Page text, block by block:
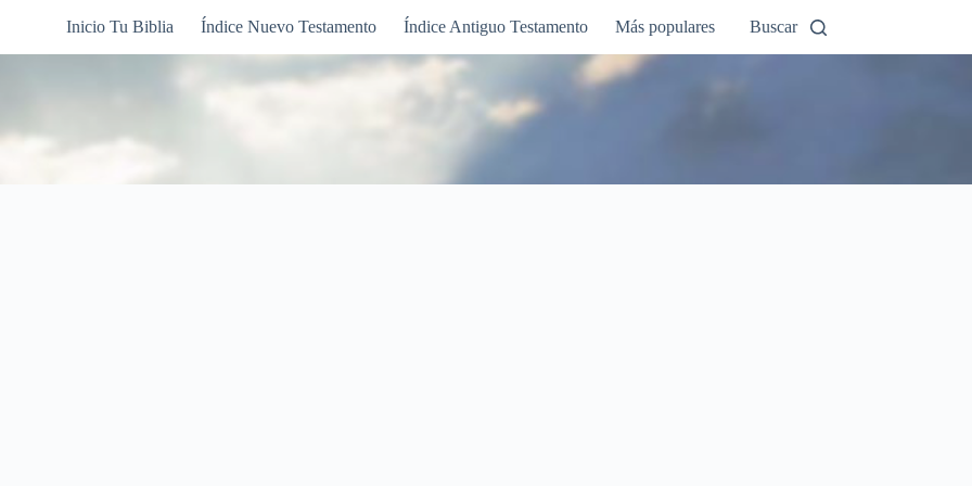
Inicio Tu Biblia Índice Nuevo Testamento Índice Antiguo Testamento Más populares Buscar